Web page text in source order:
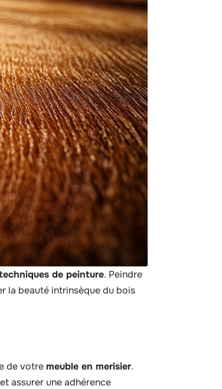
de peinture. Peindre
la beauté intrinsèque du bois
de votremeuble en merisier.
assurer une adhérence